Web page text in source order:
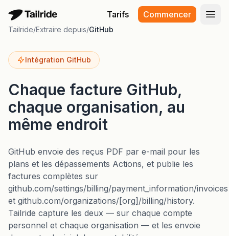
Tarifs Commencer
Tailride/Extraire depuis/GitHub
Intégration GitHub
Chaque facture GitHub,
chaque organisation, au
même endroit
GitHub envoie des reçus PDF par e-mail pour les
plans et les dépassements Actions, et publie les
factures complètes sur
github.com/settings/billing/payment_information/invoices
et github.com/organizations/[org]/billing/history.
Tailride capture les deux — sur chaque compte
personnel et chaque organisation — et les envoie